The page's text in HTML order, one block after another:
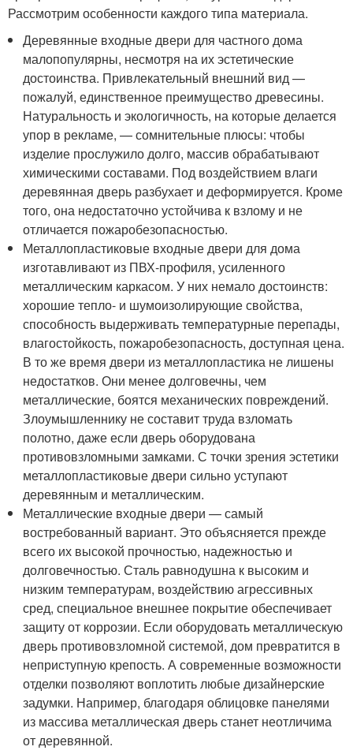
Рассмотрим особенности каждого типа материала.
Деревянные входные двери для частного дома
малопопулярны, несмотря на их эстетические
достоинства. Привлекательный внешний вид —
пожалуй, единственное преимущество древесины.
Натуральность и экологичность, на которые делается
упор в рекламе, — сомнительные плюсы: чтобы
изделие прослужило долго, массив обрабатывают
химическими составами. Под воздействием влаги
деревянная дверь разбухает и деформируется. Кроме
того, она недостаточно устойчива к взлому и не
отличается пожаробезопасностью.
Металлопластиковые входные двери для дома
изготавливают из ПВХ-профиля, усиленного
металлическим каркасом. У них немало достоинств:
хорошие тепло- и шумоизолирующие свойства,
способность выдерживать температурные перепады,
влагостойкость, пожаробезопасность, доступная цена.
В то же время двери из металлопластика не лишены
недостатков. Они менее долговечны, чем
металлические, боятся механических повреждений.
Злоумышленнику не составит труда взломать
полотно, даже если дверь оборудована
противовзломными замками. С точки зрения эстетики
металлопластиковые двери сильно уступают
деревянным и металлическим.
Металлические входные двери — самый
востребованный вариант. Это объясняется прежде
всего их высокой прочностью, надежностью и
долговечностью. Сталь равнодушна к высоким и
низким температурам, воздействию агрессивных
сред, специальное внешнее покрытие обеспечивает
защиту от коррозии. Если оборудовать металлическую
дверь противовзломной системой, дом превратится в
неприступную крепость. А современные возможности
отделки позволяют воплотить любые дизайнерские
задумки. Например, благодаря облицовке панелями
из массива металлическая дверь станет неотличима
от деревянной.